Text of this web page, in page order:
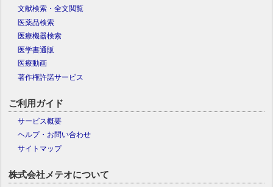
文献検索・全文閲覧
医薬品検索
医療機器検索
医学書通販
医療動画
著作権許諾サービス
ご利用ガイド
サービス概要
ヘルプ・お問い合わせ
サイトマップ
株式会社メテオについて